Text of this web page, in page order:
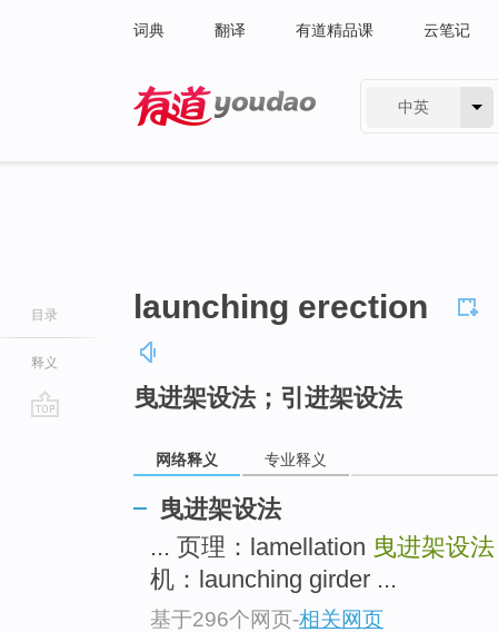
词典 翻译 有道精品课 云笔记
中英
目录
释义
launching erection
曳进架设法；引进架设法
网络释义 专业释义
曳进架设法
... 页理：lamellation 曳进架设法
机：launching girder ...
基于296个网页-相关网页